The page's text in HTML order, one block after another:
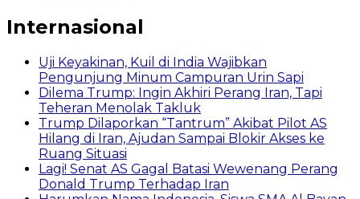
Internasional
Uji Keyakinan, Kuil di India Wajibkan
Pengunjung Minum Campuran Urin Sapi
Dilema Trump: Ingin Akhiri Perang Iran, Tapi
Teheran Menolak Takluk
Trump Dilaporkan “Tantrum” Akibat Pilot AS
Hilang di Iran, Ajudan Sampai Blokir Akses ke
Ruang Situasi
Lagi! Senat AS Gagal Batasi Wewenang Perang
Donald Trump Terhadap Iran